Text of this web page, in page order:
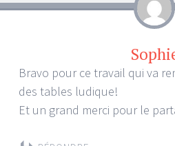
Bravo pour ce travail qui va
des tables ludique!
Et un grand merci pour le